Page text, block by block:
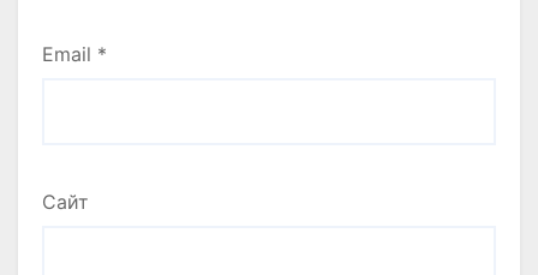
Email *
Сайт